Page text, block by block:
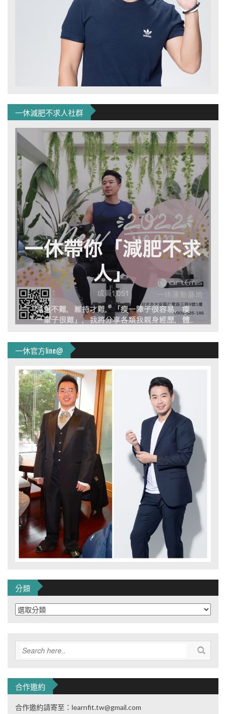
一休減肥不求人社群
一休官方line@
分類
分
類
合作邀約
合作邀約請寄至：learnfit.tw@gmail.com